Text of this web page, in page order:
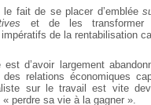
fait de se placer d’emblée
et de les transformer
de la rentabilisation
d’avoir largement
des relations économiques
sur le travail est vite
perdre sa vie à la gagner ».